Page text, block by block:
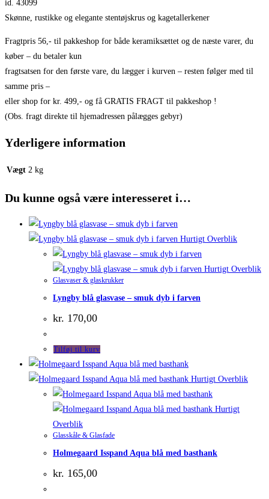
id. 43099
Skønne, rustikke og elegante stentøjskrus og kagetallerkener
Fragtpris 56,- til pakkeshop for både keramiksættet og de næste varer, du
køber – du betaler kun
fragtsatsen for den første vare, du lægger i kurven – resten følger med til
samme pris –
eller shop for kr. 499,- og få GRATIS FRAGT til pakkeshop !
(Obs. fragt direkte til hjemadressen pålægges gebyr)
Yderligere information
Vægt 2 kg
Du kunne også være interesseret i…
Hurtigt Overblik
Hurtigt Overblik
Glasvaser & glaskrukker
Lyngby blå glasvase – smuk dyb i farven
kr. 170,00
Tilføj til kurv
Hurtigt Overblik
Hurtigt
Overblik
Glasskåle & Glasfade
Holmegaard Isspand Aqua blå med basthank
kr. 165,00